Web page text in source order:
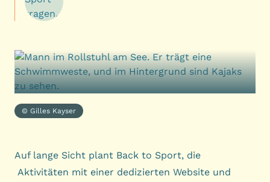
© Gilles Kayser
Auf lange Sicht plant Back to Sport, die
Aktivitäten mit einer dedizierten Website und